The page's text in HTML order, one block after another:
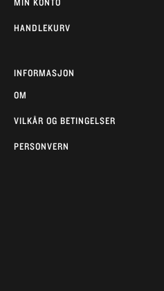
MIN KONTO
HANDLEKURV
INFORMASJON
OM
VILKÅR OG BETINGELSER
PERSONVERN